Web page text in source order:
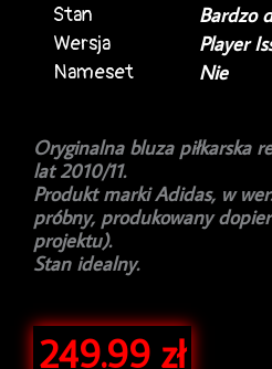
Stan
Bardzo
Wersja
Player
Nameset
Nie
Oryginalna bluza piłkarska
lat 2010/11.
Produkt marki Adidas, w
próbny, produkowany
projektu).
Stan idealny.
249.99 zł